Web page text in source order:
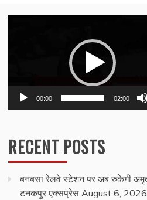
00:00 02:00
RECENT POSTS
बनबसा रेलवे स्टेशन पर अब रुकेगी
टनकपुर एक्सप्रेस August 6, 2026